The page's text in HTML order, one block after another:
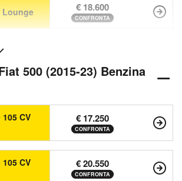
Lounge € 18.600
CONFRONTA
500 (2015-23) Benzina
CV
€ 17.250
CONFRONTA
CV
€ 20.550
CONFRONTA